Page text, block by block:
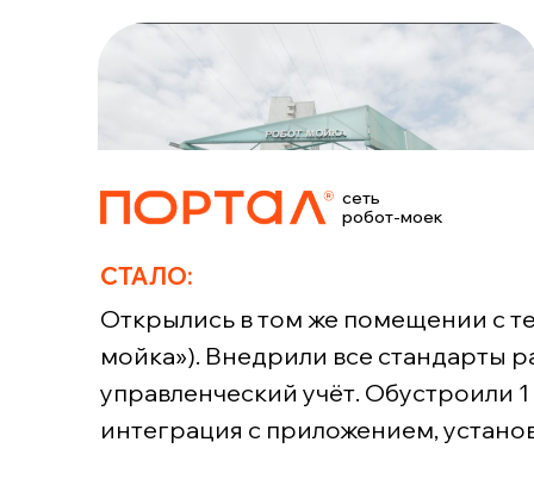
сеть
робот-моек
СТАЛО:
Открылись в том же помещении с
мойка»). Внедрили все стандарты
управленческий учёт. Обустроили
интеграция с приложением,